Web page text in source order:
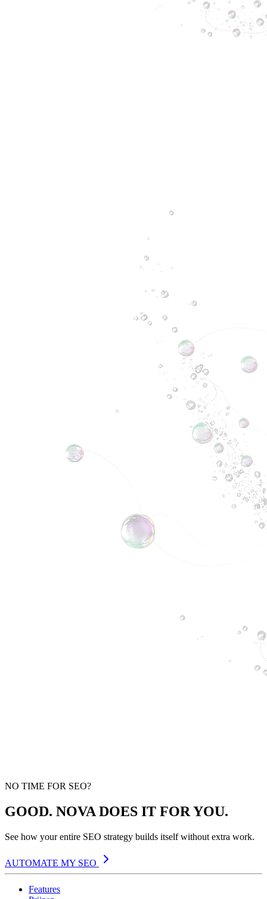
NO TIME FOR SEO?
GOOD. NOVA DOES IT FOR YOU.
See how your entire SEO strategy builds itself without extra work.
AUTOMATE MY SEO
Features